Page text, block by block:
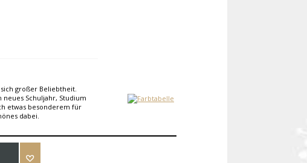
großer Beliebtheit.
neues Schuljahr, Studium
etwas besonderem für
dabei.